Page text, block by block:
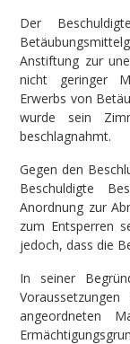
Der
Anstiftung zur
nicht geringer
Erwerbs von
wurde sein
beschlagnahmt.
Gegen den
Beschuldigte
Anordnung zur
zum Entsperren
jedoch, dass die
In seiner
angeordneten